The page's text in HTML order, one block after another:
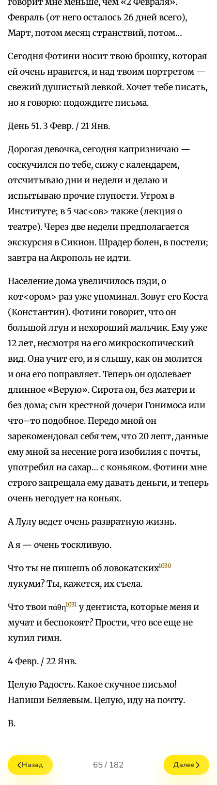
Февраль (от него осталось 26 дней всего),
Март, потом месяц странствий, потом…
Сегодня Фотини носит твою брошку, которая
ей очень нравится, и над твоим портретом —
свежий душистый левкой. Хочет тебе писать,
но я говорю: подождите письма.
День 51. 3 Февр. / 21 Янв.
Дорогая девочка, сегодня капризничаю —
соскучился по тебе, сижу с календарем,
отсчитываю дни и недели и делаю и
испытываю прочие глупости. Утром в
Институте; в 5 час<ов> также (лекция о
театре). Через две недели предполагается
экскурсия в Сикион. Шрадер болен, в постели;
завтра на Акрополь не идти.
Население дома увеличилось пэди, о
кот<ором> раз уже упоминал. Зовут его Коста
(Константин). Фотини говорит, что он
большой лгун и нехороший мальчик. Ему уже
12 лет, несмотря на его микроскопический
вид. Она учит его, и я слышу, как он молится
и она его поправляет. Теперь он одолевает
длинное «Верую». Сирота он, без матери и
без дома; сын крестной дочери Гонимоса или
что–то подобное. Передо мной он
зарекомендовал себя тем, что 20 лепт, данные
ему мной за несение рога изобилия с почты,
употребил на сахар… с коньяком. Фотини мне
строго запрещала ему давать деньги, и теперь
очень негодует на коньяк.
А Лулу ведет очень развратную жизнь.
А я — очень тоскливую.
Что ты не пишешь об ловокатских1030
лукуми? Ты, кажется, их съела.
Что твои πάθη1031 у дентиста, которые меня и
мучат и беспокоят? Прости, что все еще не
купил гимн.
4 Февр. / 22 Янв.
Целую Радость. Какое скучное письмо!
Напиши Беляевым. Целую, иду на почту.
В.
Назад 65 / 182 Далее